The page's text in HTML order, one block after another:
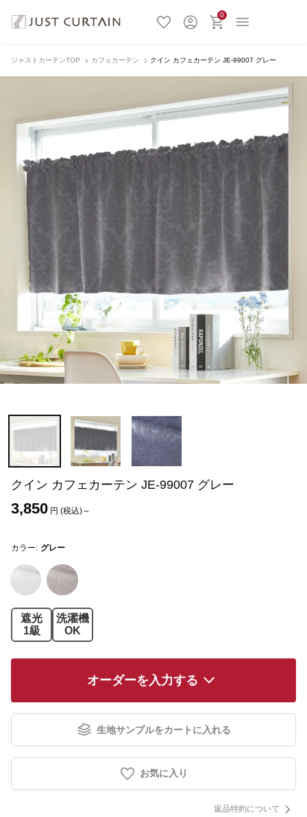
0
ジャストカーテンTOP カフェカーテン クイン カフェカーテン JE-99007 グレー
クイン カフェカーテン JE-99007 グレー
3,850 円 (税込)～
カラー: グレー
遮光
1級
洗濯機
OK
オーダーを入力する
生地サンプルをカートに入れる
お気に入り
返品特約について